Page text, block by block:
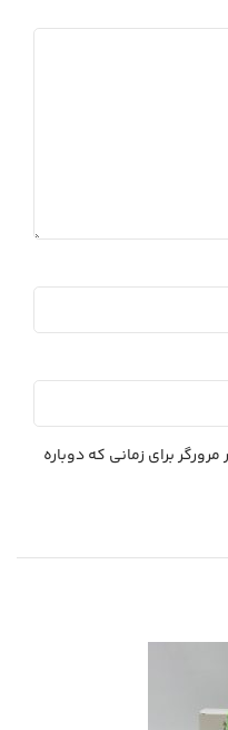
برای زمانی که دوباره